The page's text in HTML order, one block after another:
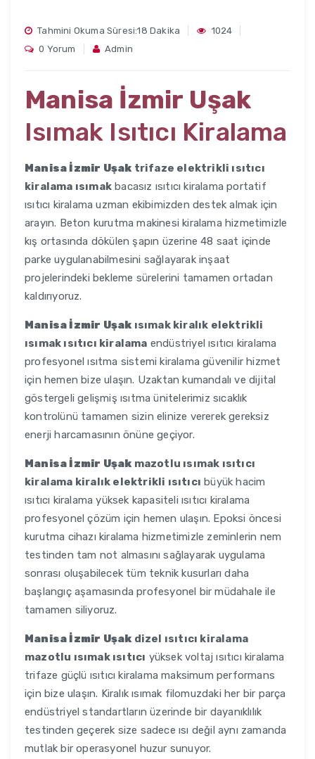
Tahmini Okuma Süresi:18 Dakika
1024
0 Yorum
Admin
Manisa İzmir Uşak
Isımak Isıtıcı Kiralama
Manisa İzmir Uşak trifaze elektrikli ısıtıcı
kiralama ısımak bacasız ısıtıcı kiralama portatif
ısıtıcı kiralama uzman ekibimizden destek almak için
arayın. Beton kurutma makinesi kiralama hizmetimizle
kış ortasında dökülen şapın üzerine 48 saat içinde
parke uygulanabilmesini sağlayarak inşaat
projelerindeki bekleme sürelerini tamamen ortadan
kaldırıyoruz.
Manisa İzmir Uşak ısımak kiralık elektrikli
ısımak ısıtıcı kiralama endüstriyel ısıtıcı kiralama
profesyonel ısıtma sistemi kiralama güvenilir hizmet
için hemen bize ulaşın. Uzaktan kumandalı ve dijital
göstergeli gelişmiş ısıtma ünitelerimiz sıcaklık
kontrolünü tamamen sizin elinize vererek gereksiz
enerji harcamasının önüne geçiyor.
Manisa İzmir Uşak mazotlu ısımak ısıtıcı
kiralama kiralık elektrikli ısıtıcı büyük hacim
ısıtıcı kiralama yüksek kapasiteli ısıtıcı kiralama
profesyonel çözüm için hemen ulaşın. Epoksi öncesi
kurutma cihazı kiralama hizmetimizle zeminlerin nem
testinden tam not almasını sağlayarak uygulama
sonrası oluşabilecek tüm teknik kusurları daha
başlangıç aşamasında profesyonel bir müdahale ile
tamamen siliyoruz.
Manisa İzmir Uşak dizel ısıtıcı kiralama
mazotlu ısımak ısıtıcı yüksek voltaj ısıtıcı kiralama
trifaze güçlü ısıtıcı kiralama maksimum performans
için bize ulaşın. Kiralık ısımak filomuzdaki her bir parça
endüstriyel standartların üzerinde bir dayanıklılık
testinden geçerek size sadece ısı değil aynı zamanda
mutlak bir operasyonel huzur sunuyor.